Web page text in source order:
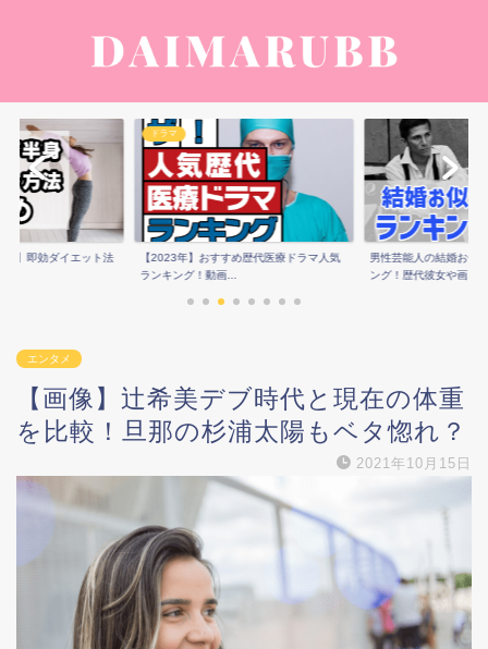
せ】即効ダイエット法
ドラマ
【2023年】おすすめ歴代医療ドラマ人気
ランキング！動画...
男性芸能人の結婚お似
ング！歴代彼女や画...
エンタメ
【画像】辻希美デブ時代と現在の体重
を比較！旦那の杉浦太陽もベタ惚れ？
2021年10月15日